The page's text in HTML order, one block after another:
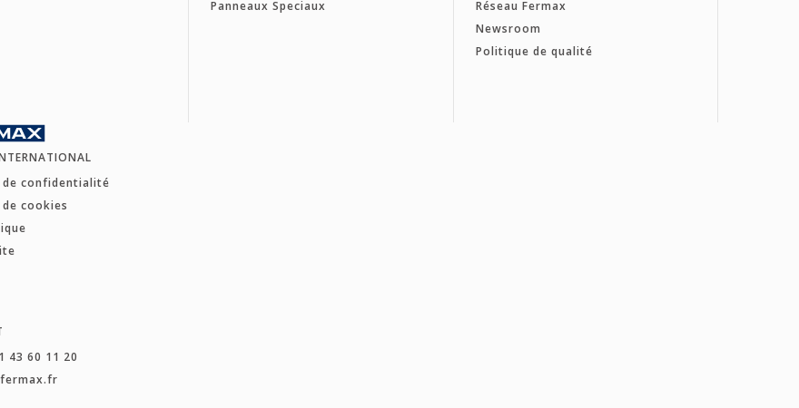
Panneaux Speciaux
Réseau Fermax
Newsroom
Politique de qualité
confidentialité
cookies
43 60 11 20